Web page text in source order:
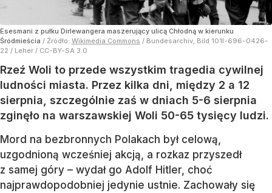
Esesmani z pułku Dirlewangera maszerujący ulicą Chłodną w kierunku
Śródmieścia / Źródło: Wikimedia Commons / Bundesarchiv, Bild 101I-696-0426-
22 / Leher / CC-BY-SA 3.0
Rzeź Woli to przede wszystkim tragedia cywilnej
ludności miasta. Przez kilka dni, między 2 a 12
sierpnia, szczególnie zaś w dniach 5-6 sierpnia
zginęło na warszawskiej Woli 50-65 tysięcy ludzi.
Mord na bezbronnych Polakach był celową,
uzgodnioną wcześniej akcją, a rozkaz przyszedł
z samej góry – wydał go Adolf Hitler, choć
najprawdopodobniej jedynie ustnie. Zachowały się